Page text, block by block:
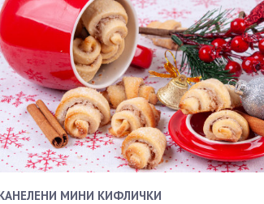
МИНИ КИФЛИЧКИ